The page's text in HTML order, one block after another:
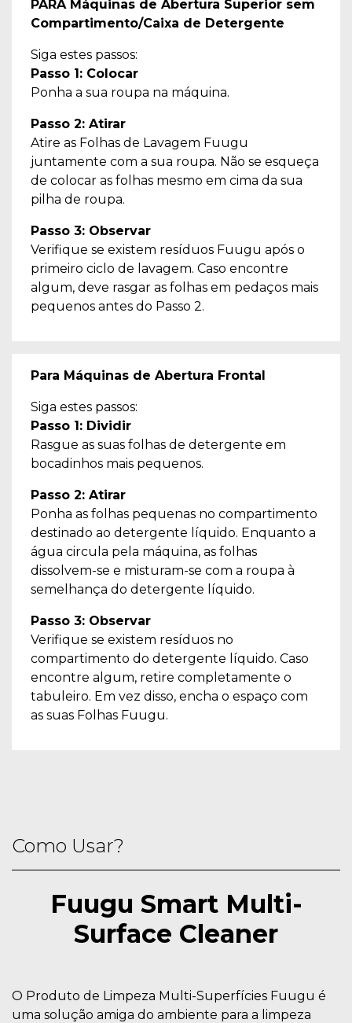
PARA Máquinas de Abertura Superior sem
Compartimento/Caixa de Detergente
Siga estes passos:
Passo 1: Colocar
Ponha a sua roupa na máquina.
Passo 2: Atirar
Atire as Folhas de Lavagem Fuugu
juntamente com a sua roupa. Não se esqueça
de colocar as folhas mesmo em cima da sua
pilha de roupa.
Passo 3: Observar
Verifique se existem resíduos Fuugu após o
primeiro ciclo de lavagem. Caso encontre
algum, deve rasgar as folhas em pedaços mais
pequenos antes do Passo 2.
Para Máquinas de Abertura Frontal
Siga estes passos:
Passo 1: Dividir
Rasgue as suas folhas de detergente em
bocadinhos mais pequenos.
Passo 2: Atirar
Ponha as folhas pequenas no compartimento
destinado ao detergente líquido. Enquanto a
água circula pela máquina, as folhas
dissolvem-se e misturam-se com a roupa à
semelhança do detergente líquido.
Passo 3: Observar
Verifique se existem resíduos no
compartimento do detergente líquido. Caso
encontre algum, retire completamente o
tabuleiro. Em vez disso, encha o espaço com
as suas Folhas Fuugu.
Como Usar?
O Produto de Limpeza Multi-Superfícies Fuugu é
uma solução amiga do ambiente para a limpeza
Fuugu Smart Multi-
Surface Cleaner